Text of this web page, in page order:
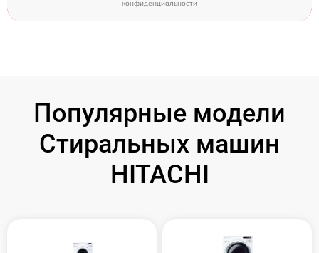
конфиденциальности
Популярные модели
Стиральных машин
HITACHI